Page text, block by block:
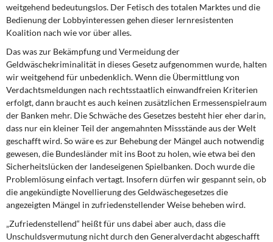
weitgehend bedeutungslos. Der Fetisch des totalen Marktes und die
Bedienung der Lobbyinteressen gehen dieser lernresistenten
Koalition nach wie vor über alles.
Das was zur Bekämpfung und Vermeidung der
Geldwäschekriminalität in dieses Gesetz aufgenommen wurde, halten
wir weitgehend für unbedenklich. Wenn die Übermittlung von
Verdachtsmeldungen nach rechtsstaatlich einwandfreien Kriterien
erfolgt, dann braucht es auch keinen zusätzlichen Ermessenspielraum
der Banken mehr. Die Schwäche des Gesetzes besteht hier eher darin,
dass nur ein kleiner Teil der angemahnten Missstände aus der Welt
geschafft wird. So wäre es zur Behebung der Mängel auch notwendig
gewesen, die Bundesländer mit ins Boot zu holen, wie etwa bei den
Sicherheitslücken der landeseigenen Spielbanken. Doch wurde die
Problemlösung einfach vertagt. Insofern dürfen wir gespannt sein, ob
die angekündigte Novellierung des Geldwäschegesetzes die
angezeigten Mängel in zufriedenstellender Weise beheben wird.
„Zufriedenstellend“ heißt für uns dabei aber auch, dass die
Unschuldsvermutung nicht durch den Generalverdacht abgeschafft